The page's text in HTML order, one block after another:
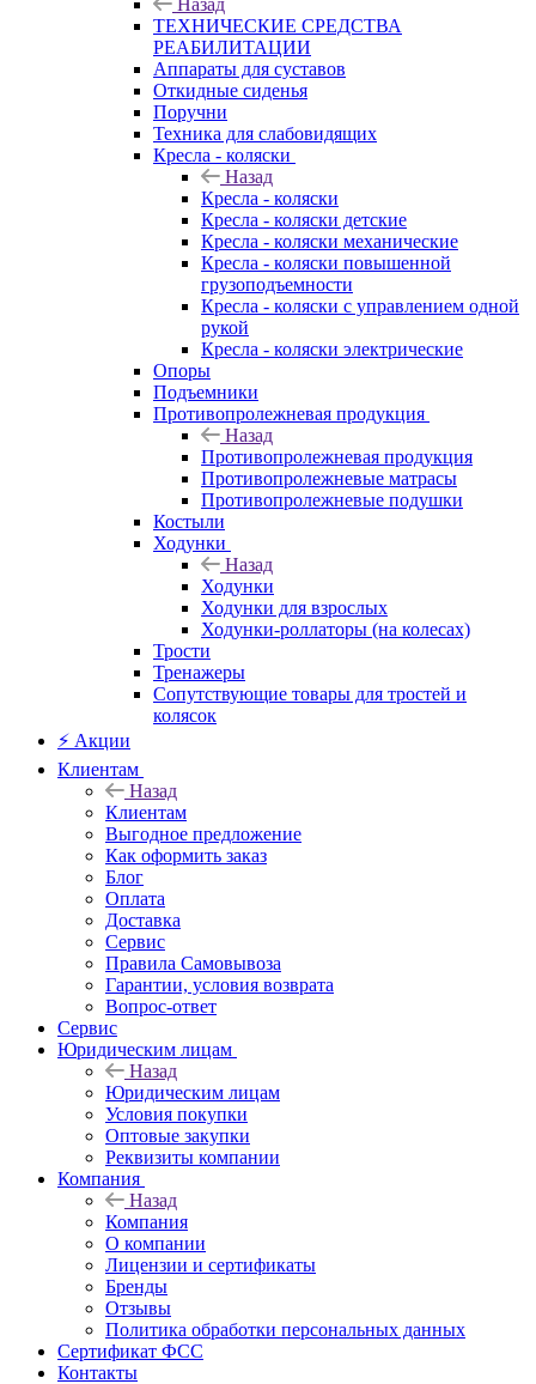
ТЕХНИЧЕСКИЕ СРЕДСТВА
РЕАБИЛИТАЦИИ
Аппараты для суставов
Откидные сиденья
Поручни
Техника для слабовидящих
Кресла - коляски
Назад
Кресла - коляски
Кресла - коляски детские
Кресла - коляски механические
Кресла - коляски повышенной
грузоподъемности
Кресла - коляски с управлением одной
рукой
Кресла - коляски электрические
Опоры
Подъемники
Противопролежневая продукция
Назад
Противопролежневая продукция
Противопролежневые матрасы
Противопролежневые подушки
Костыли
Ходунки
Назад
Ходунки
Ходунки для взрослых
Ходунки-роллаторы (на колесах)
Трости
Тренажеры
Сопутствующие товары для тростей и
колясок
⚡ Акции
Клиентам
Назад
Клиентам
Выгодное предложение
Как оформить заказ
Блог
Оплата
Доставка
Сервис
Правила Самовывоза
Гарантии, условия возврата
Вопрос-ответ
Сервис
Юридическим лицам
Назад
Юридическим лицам
Условия покупки
Оптовые закупки
Реквизиты компании
Компания
Назад
Компания
О компании
Лицензии и сертификаты
Бренды
Отзывы
Политика обработки персональных данных
Сертификат ФСС
Контакты